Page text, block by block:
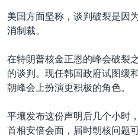
美国方面坚称，谈判破裂是因
消制裁。
在特朗普核金正恩的峰会破裂
的谈判。现任韩国政府试图缓
朝峰会上扮演更积极的角色。
平壤发布这份声明后几个小时
首相安倍会面，届时朝核问题